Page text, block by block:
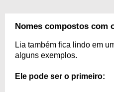
Nomes compostos com
Lia também fica lindo em
alguns exemplos.
Ele pode ser o primeiro: